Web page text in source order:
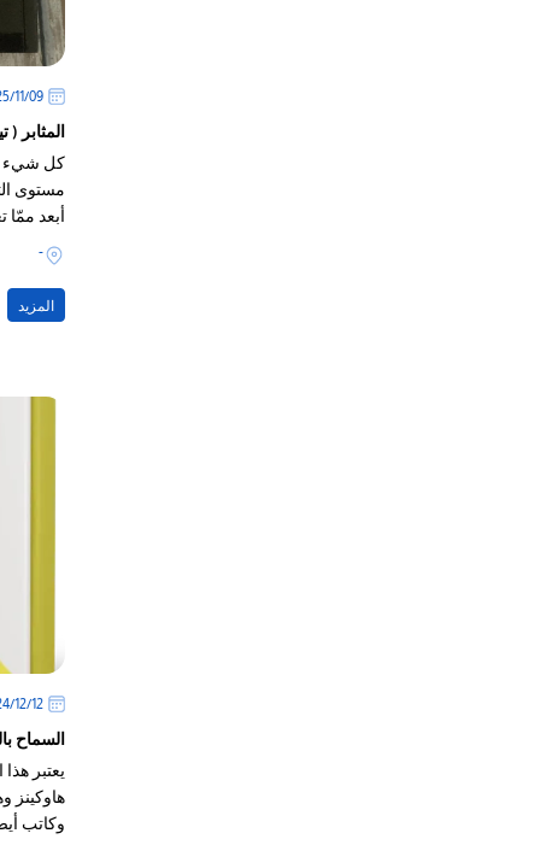
09‏/11‏/2025
المثابر
كل شيء
مستوى
أبعد ممّا
حاول
-
المزيد
12‏/12‏/2024
السماح
يعتبر
هاوكينز
وكاتب